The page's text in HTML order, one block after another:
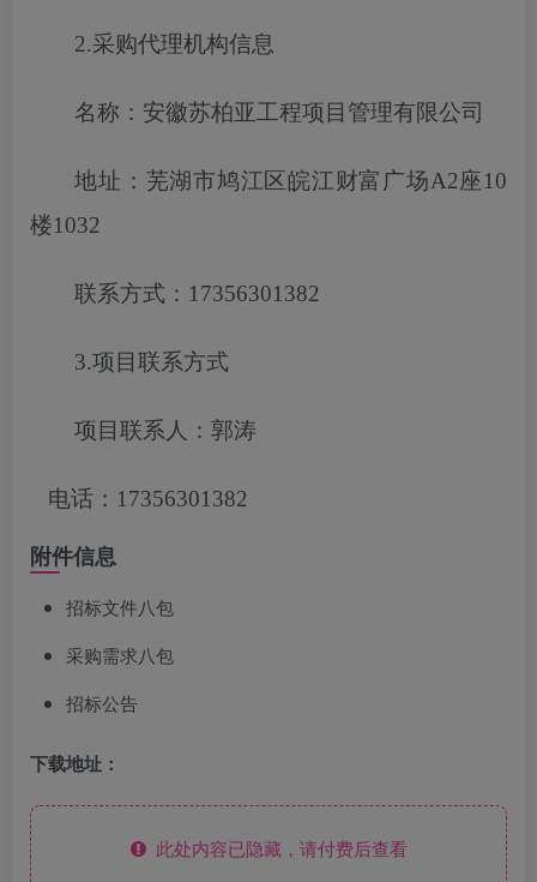
2.采购代理机构信息
名称：安徽苏柏亚工程项目管理有限公司
地址：芜湖市鸠江区皖江财富广场A2座10
楼1032
联系方式： 17356301382
3.项目联系方式
项目联系人：郭涛
电话： 17356301382
附件信息
招标文件八包
采购需求八包
招标公告
下载地址：
此处内容已隐藏，请付费后查看